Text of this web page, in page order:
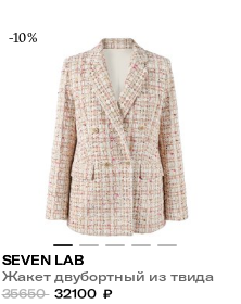
-10%
SEVEN LAB
Жакет двубортный из твида
35650 32100 ₽